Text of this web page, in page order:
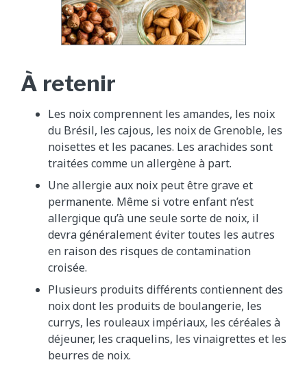
À retenir
Les noix comprennent les amandes, les noix
du Brésil, les cajous, les noix de Grenoble, les
noisettes et les pacanes. Les arachides sont
traitées comme un allergène à part.
Une allergie aux noix peut être grave et
permanente. Même si votre enfant n’est
allergique qu’à une seule sorte de noix, il
devra généralement éviter toutes les autres
en raison des risques de contamination
croisée.
Plusieurs produits différents contiennent des
noix dont les produits de boulangerie, les
currys, les rouleaux impériaux, les céréales à
déjeuner, les craquelins, les vinaigrettes et les
beurres de noix.